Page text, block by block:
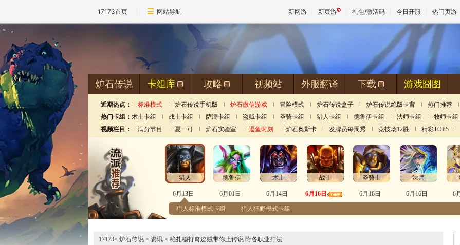
17173首页 网站导航 新网游 新页游 礼包/激活码 今日开服 热门页游
天堂
炉石传说 卡组库 攻略 视频站 外服翻译 下载 游戏囧图
近期热点： 标准模式 炉石传说手机版 炉石微信游戏 冒险模式 炉石传说盒子 炉石传说绝版卡背 热门推荐
热门卡组： 术士卡组 战士卡组 萨满卡组 盗贼卡组 圣骑卡组 猎人卡组 德鲁伊卡组 法师卡组
牧师卡组
视频栏目：
满分节目 夏一可 炉石实验室 逗鱼时刻 炉石奥斯卡 发牌员每周秀 竞技场12胜 精彩TOP5
猎人
6月13日
德鲁伊
6月01日
术士
6月14日
战士
6月16日
圣骑士
6月16日
法师
6月16日 6
猎人标准模式卡组 猎人狂野模式卡组
17173> 炉石传说 > 资讯 > 稳扎稳打奇迹贼带你上传说 附各职业打法